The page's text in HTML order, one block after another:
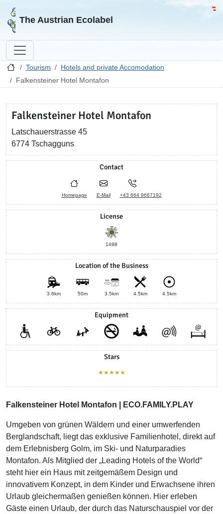
Go to homepage
The Austrian Ecolabel
Tourism
Hotels and private Accomodation
Falkensteiner Hotel Montafon
Falkensteiner Hotel Montafon
Latschauerstrasse 45
6774 Tschagguns
Contact
Homepage E-Mail +43 664 9667192
License
1498
Location of the Business
3.6km 50m 3.5km 4.5km 4.5km
Equipment
Stars
★★★★★
Falkensteiner Hotel Montafon | ECO.FAMILY.PLAY
Umgeben von grünen Wäldern und einer umwerfenden
Berglandschaft, liegt das exklusive Familienhotel, direkt auf
dem Erlebnisberg Golm, im Ski- und Naturparadies
Montafon. Als Mitglied der „Leading Hotels of the World“
steht hier ein Haus mit zeitgemäßem Design und
innovativem Konzept, in dem Kinder und Erwachsene ihren
Urlaub gleichermaßen genießen können. Hier erleben
Gäste einen Urlaub, der durch das Naturschauspiel vor der